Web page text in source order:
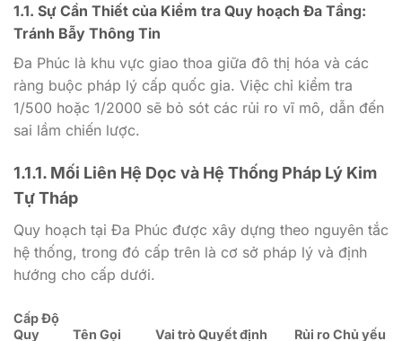
1.1. Sự Cần Thiết của Kiểm tra Quy hoạch Đa Tầng:
Tránh Bẫy Thông Tin
Đa Phúc là khu vực giao thoa giữa đô thị hóa và các
ràng buộc pháp lý cấp quốc gia. Việc chỉ kiểm tra
1/500 hoặc 1/2000 sẽ bỏ sót các rủi ro vĩ mô, dẫn đến
sai lầm chiến lược.
1.1.1. Mối Liên Hệ Dọc và Hệ Thống Pháp Lý Kim
Tự Tháp
Quy hoạch tại Đa Phúc được xây dựng theo nguyên tắc
hệ thống, trong đó cấp trên là cơ sở pháp lý và định
hướng cho cấp dưới.
Cấp Độ
Quy
Tên Gọi Vai trò Quyết định Rủi ro Chủ yếu